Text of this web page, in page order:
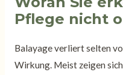
Pflege nicht
Balayage verliert selten
Wirkung. Meist zeigen